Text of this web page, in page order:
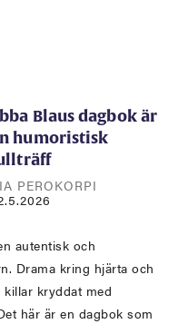
Blaus dagbok är
humoristisk
PEROKORPI
autentisk och
Drama kring hjärta och
kryddat med
här är en dagbok som